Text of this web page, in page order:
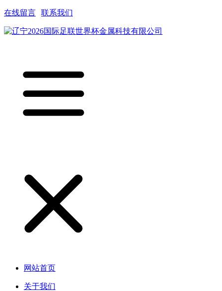
在线留言 联系我们
网站首页
关于我们